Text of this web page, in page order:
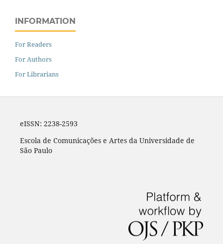
INFORMATION
For Readers
For Authors
For Librarians
eISSN: 2238-2593
Escola de Comunicações e Artes da Universidade de
São Paulo